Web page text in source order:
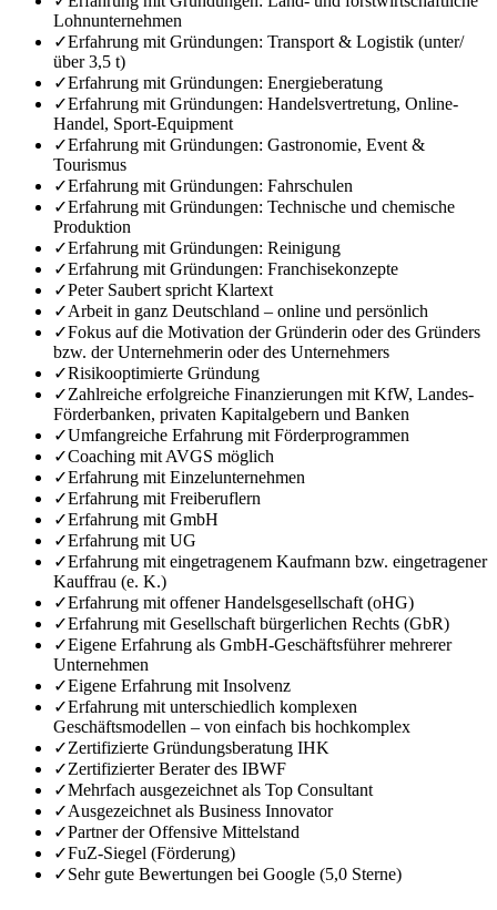
Lohnunternehmen
✓Erfahrung mit Gründungen: Transport & Logistik (unter/
über 3,5 t)
✓Erfahrung mit Gründungen: Energieberatung
✓Erfahrung mit Gründungen: Handelsvertretung, Online-
Handel, Sport-Equipment
✓Erfahrung mit Gründungen: Gastronomie, Event &
Tourismus
✓Erfahrung mit Gründungen: Fahrschulen
✓Erfahrung mit Gründungen: Technische und chemische
Produktion
✓Erfahrung mit Gründungen: Reinigung
✓Erfahrung mit Gründungen: Franchisekonzepte
✓Peter Saubert spricht Klartext
✓Arbeit in ganz Deutschland – online und persönlich
✓Fokus auf die Motivation der Gründerin oder des Gründers
bzw. der Unternehmerin oder des Unternehmers
✓Risikooptimierte Gründung
✓Zahlreiche erfolgreiche Finanzierungen mit KfW, Landes-
Förderbanken, privaten Kapitalgebern und Banken
✓Umfangreiche Erfahrung mit Förderprogrammen
✓Coaching mit AVGS möglich
✓Erfahrung mit Einzelunternehmen
✓Erfahrung mit Freiberuflern
✓Erfahrung mit GmbH
✓Erfahrung mit UG
✓Erfahrung mit eingetragenem Kaufmann bzw. eingetragener
Kauffrau (e. K.)
✓Erfahrung mit offener Handelsgesellschaft (oHG)
✓Erfahrung mit Gesellschaft bürgerlichen Rechts (GbR)
✓Eigene Erfahrung als GmbH-Geschäftsführer mehrerer
Unternehmen
✓Eigene Erfahrung mit Insolvenz
✓Erfahrung mit unterschiedlich komplexen
Geschäftsmodellen – von einfach bis hochkomplex
✓Zertifizierte Gründungsberatung IHK
✓Zertifizierter Berater des IBWF
✓Mehrfach ausgezeichnet als Top Consultant
✓Ausgezeichnet als Business Innovator
✓Partner der Offensive Mittelstand
✓FuZ-Siegel (Förderung)
✓Sehr gute Bewertungen bei Google (5,0 Sterne)